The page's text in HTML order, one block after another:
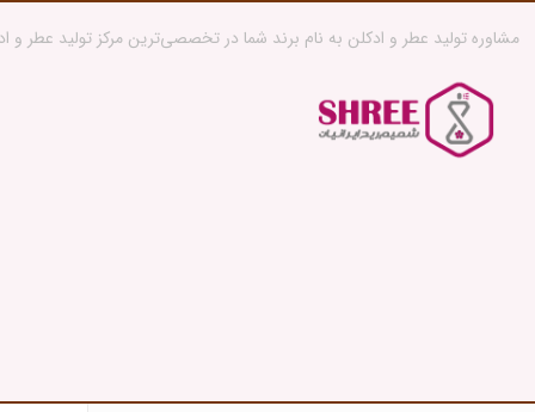
مشاوره تولید عطر و ادکلن به نام برند شما در تخصصی‌ترین مرکز تولید عطر و